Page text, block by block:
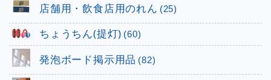
店舗用・飲食店用のれん (25)
ちょうちん(提灯) (60)
発泡ボード掲示用品 (82)